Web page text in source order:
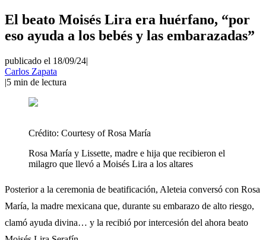
El beato Moisés Lira era huérfano, “por
eso ayuda a los bebés y las embarazadas”
publicado el 18/09/24|
Carlos Zapata
|5 min de lectura
Crédito: Courtesy of Rosa María
Rosa María y Lissette, madre e hija que recibieron el
milagro que llevó a Moisés Lira a los altares
Posterior a la ceremonia de beatificación, Aleteia conversó con Rosa
María, la madre mexicana que, durante su embarazo de alto riesgo,
clamó ayuda divina… y la recibió por intercesión del ahora beato